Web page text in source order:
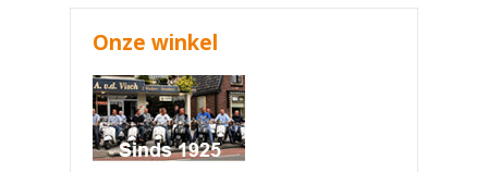
Onze winkel